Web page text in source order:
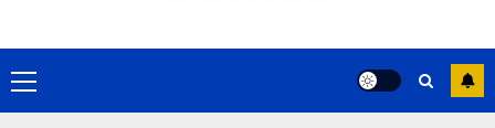
Primary
Menu